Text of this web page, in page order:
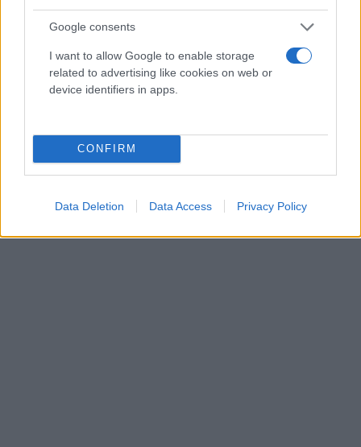
Google consents
I want to allow Google to enable storage
related to advertising like cookies on web or
device identifiers in apps.
CONFIRM
Data Deletion Data Access Privacy Policy